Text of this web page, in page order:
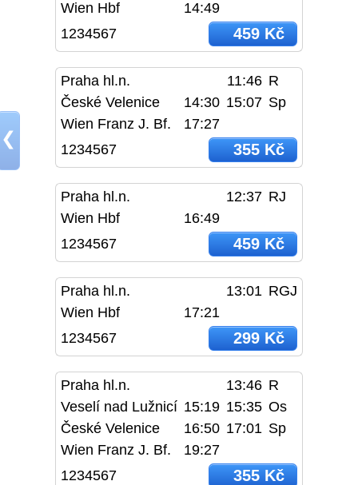
❮
Wien Hbf
14:49
1234567
459 Kč
Praha hl.n. 11:46 R
České Velenice
14:30 15:07 Sp
Wien Franz J. Bf.
17:27
1234567
355 Kč
Praha hl.n. 12:37 RJ
Wien Hbf
16:49
1234567
459 Kč
Praha hl.n. 13:01 RGJ
Wien Hbf
17:21
1234567
299 Kč
Praha hl.n. 13:46 R
Veselí nad Lužnicí 15:19 15:35 Os
České Velenice
16:50 17:01 Sp
Wien Franz J. Bf.
19:27
1234567
355 Kč